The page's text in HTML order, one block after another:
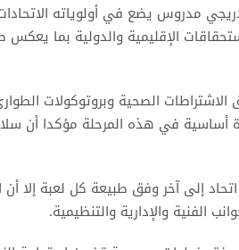
مدروس يضع في أولوياته
الإقليمية والدولية بما
الاشتراطات الصحية وبروتوكولات
أساسية في هذه المرحلة مؤكدا أن
إلى آخر وفق طبيعة كل لعبة إلا
الفنية والإدارية والتنظيمية.